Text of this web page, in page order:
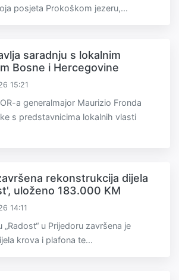
posjeta Prokoškom jezeru,...
saradnju s lokalnim
Bosne i Hercegovine
15:21
a generalmajor Maurizio Fronda
s predstavnicima lokalnih vlasti
rekonstrukcija dijela
uloženo 183.000 KM
14:11
„Radost“ u Prijedoru završena je
krova i plafona te...